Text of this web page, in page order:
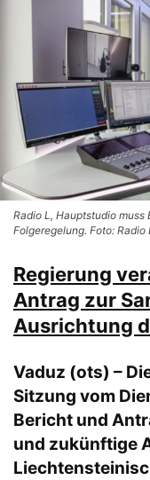
Radio L, Hauptstudio
Folgeregelung. Foto: Radio
Regierung
Antrag zur
Ausrichtung
Vaduz (ots) –
Sitzung vom
Bericht und
und zukünftige